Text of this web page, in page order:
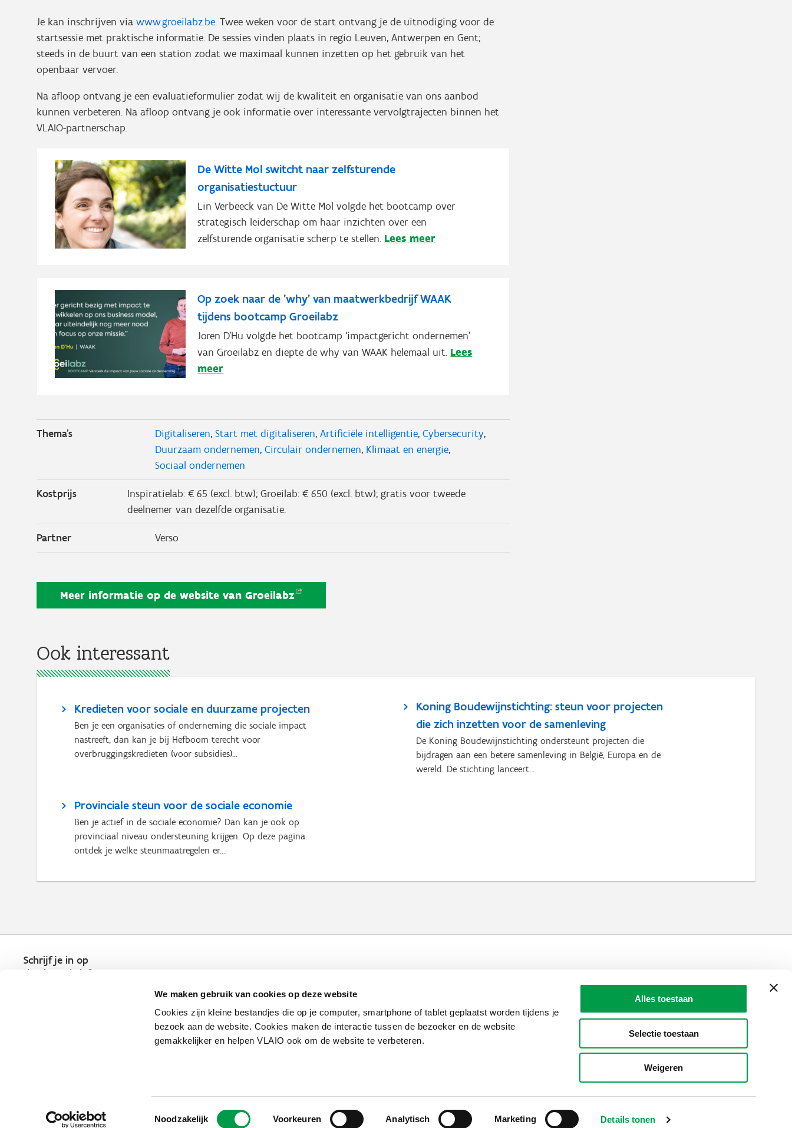
We maken gebruik van cookies op deze website
Cookies zijn kleine bestandjes die op je computer, smartphone of tablet geplaatst worden tijdens je
bezoek aan de website. Cookies maken de interactie tussen de bezoeker en de website
gemakkelijker en helpen VLAIO ook om de website te verbeteren.
Toestemmingsselectie
Noodzakelijk Voorkeuren Analytisch Marketing Details tonen
Alles toestaan
Selectie toestaan
Weigeren
Je kan inschrijven via www.groeilabz.be. Twee weken voor de start ontvang je de uitnodiging voor de
startsessie met praktische informatie. De sessies vinden plaats in regio Leuven, Antwerpen en Gent;
steeds in de buurt van een station zodat we maximaal kunnen inzetten op het gebruik van het
openbaar vervoer.
Na afloop ontvang je een evaluatieformulier zodat wij de kwaliteit en organisatie van ons aanbod
kunnen verbeteren. Na afloop ontvang je ook informatie over interessante vervolgtrajecten binnen het
VLAIO-partnerschap.
De Witte Mol switcht naar zelfsturende
organisatiestuctuur
Lin Verbeeck van De Witte Mol volgde het bootcamp over
strategisch leiderschap om haar inzichten over een
zelfsturende organisatie scherp te stellen. Lees meer
Op zoek naar de 'why' van maatwerkbedrijf WAAK
tijdens bootcamp Groeilabz
Joren D’Hu volgde het bootcamp ‘impactgericht ondernemen’
van Groeilabz en diepte de why van WAAK helemaal uit. Lees
meer
Thema's Digitaliseren Start met digitaliseren Artificiële intelligentie Cybersecurity
Duurzaam ondernemen Circulair ondernemen Klimaat en energie
Sociaal ondernemen
Kostprijs
Inspiratielab: € 65 (excl. btw); Groeilab: € 650 (excl. btw); gratis voor tweede
deelnemer van dezelfde organisatie.
Partner Verso
Meer informatie op de website van Groeilabz
Ook interessant
Kredieten voor sociale en duurzame projecten
Ben je een organisaties of onderneming die sociale impact
nastreeft, dan kan je bij Hefboom terecht voor
overbruggingskredieten (voor subsidies)...
Koning Boudewijnstichting: steun voor projecten
die zich inzetten voor de samenleving
De Koning Boudewijnstichting ondersteunt projecten die
bijdragen aan een betere samenleving in België, Europa en de
wereld. De stichting lanceert...
Provinciale steun voor de sociale economie
Ben je actief in de sociale economie? Dan kan je ook op
provinciaal niveau ondersteuning krijgen. Op deze pagina
ontdek je welke steunmaatregelen er...
Schrijf je in op
de nieuwsbrief
Communicatieverplichtingen & logo'sKlachten, meldingen & fraudebestrijding
uitgegeven door VLAIO
PRIVACYBELEID
TOEGANKELIJKHEID COOKIES